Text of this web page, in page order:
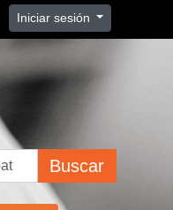
Iniciar sesión
Buscar